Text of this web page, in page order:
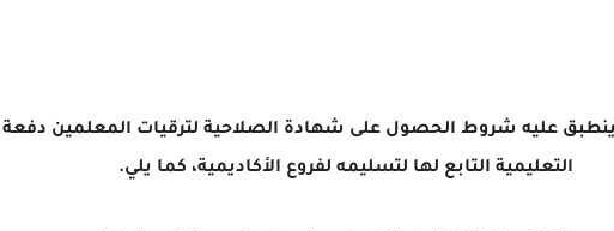
التعليمية التابع لها لتسليمه لفروع الأكاديمية، كما يلي.